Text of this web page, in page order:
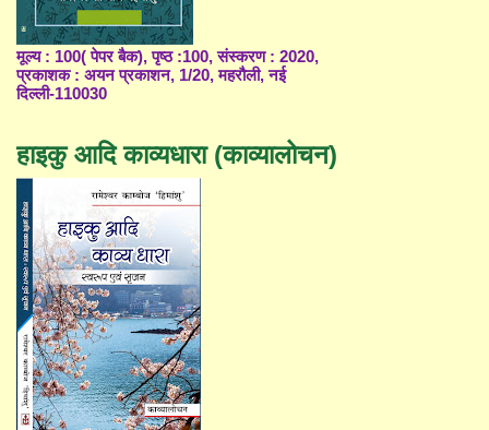
मूल्य : 100( पेपर बैक), पृष्ठ :100, संस्करण : 2020,
प्रकाशक : अयन प्रकाशन, 1/20, महरौली, नई
दिल्ली-110030
हाइकु आदि काव्यधारा (काव्यालोचन)